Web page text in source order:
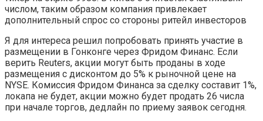
числом, таким образом компания привлекает
дополнительный спрос со стороны ритейл инвесторов
Я для интереса решил попробовать принять участие в
размещении в Гонконге через Фридом Финанс. Если
верить Reuters, акции могут быть проданы в ходе
размещения с дисконтом до 5% к рыночной цене на
NYSE. Комиссия Фридом Финанса за сделку составит 1%,
локапа не будет, акции можно будет продать 26 числа
при начале торгов, дедлайн по приему заявок сегодня.